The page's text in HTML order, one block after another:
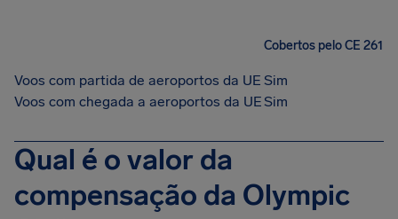
Cobertos pelo CE 261
Voos com partida de aeroportos da UE Sim
Voos com chegada a aeroportos da UESim
Qual é o valor da
compensação da Olympic